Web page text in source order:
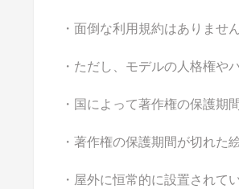
・面倒な利用規約はありませ
・ただし、モデルの人格権や
・国によって著作権の保護期
・著作権の保護期間が切れた
・屋外に恒常的に設置されて